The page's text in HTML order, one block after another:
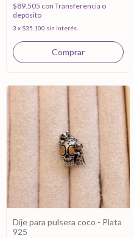
$89.505 con Transferencia o
depósito
3 x $35.100 sin interés
Dije para pulsera coco - Plata
925